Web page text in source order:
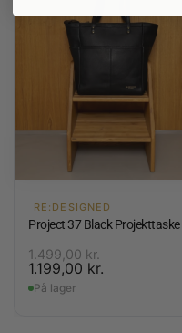
RE:DESIGNED
Project 37 Black Projekttaske
1.499,00kr.
1.199,00 kr.
På lager